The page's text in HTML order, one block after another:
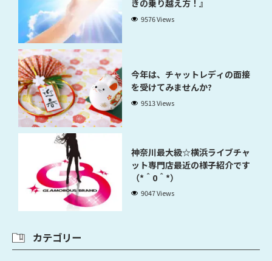
きの乗り越え方！』
9576 Views
今年は、チャットレディの面接
を受けてみませんか?
9513 Views
神奈川最大級☆横浜ライブチャ
ット専門店最近の様子紹介です
（*＾0＾*）
9047 Views
カテゴリー